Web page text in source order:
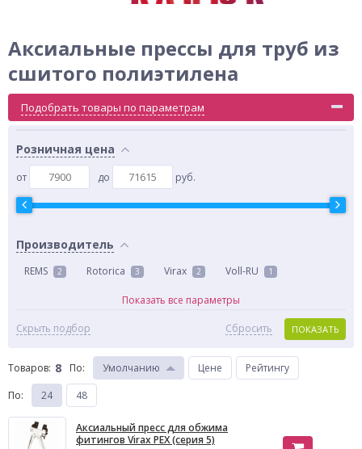
Аксиальные прессы для труб из
сшитого полиэтилена
Подобрать товары по параметрам
Розничная цена
от до руб.
Производитель
REMS 2 Rotorica 3 Virax 2 Voll-RU 1
Показать все параметры
Скрыть подбор ПОКАЗАТЬ
Сбросить
Товаров: 8 По: Умолчанию Цене
Рейтингу
По: 24 48
Аксиальный пресс для обжима
фитингов Virax PEX (серия 5)